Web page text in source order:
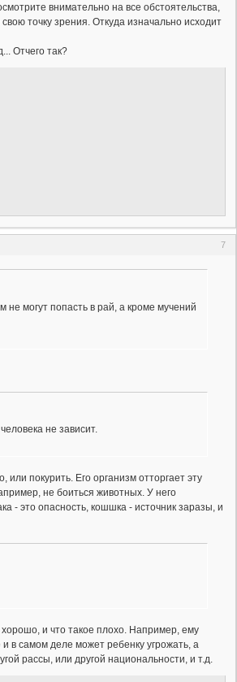
внимательно на все обстоятельства,
точку зрения. Откуда изначально исходит
Отчего так?
7
могут попасть в рай, а кроме мучений
не зависит.
покурить. Его организм отторгает эту
не боиться животных. У него
- это опасность, кошшка - источник заразы, и
и что такое плохо. Например, ему
в самом деле может ребенку угрожать, а
рассы, или другой национальности, и т.д.